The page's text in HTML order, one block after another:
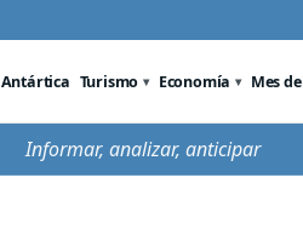
Antártica Turismo Economía Mes
Informar, analizar, anticipar